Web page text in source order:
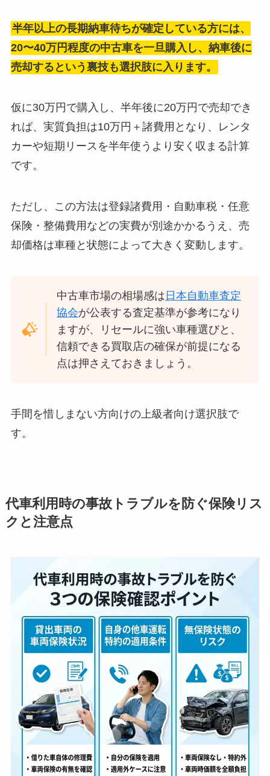
半年以上の長期納車待ちが確定している方には、
20〜40万円程度の中古車を一旦購入し、納車後に
売却するという裏技も選択肢に入ります。
仮に30万円で購入し、半年後に20万円で売却でき
れば、実質負担は10万円＋諸費用となり、レンタ
カーや短期リースを半年使うより安く収まる計算
です。
ただし、この方法は登録諸費用・自動車税・任意
保険・整備費用などの実費が別途かかるうえ、売
却価格は車種と状態によって大きく変動します。
中古車市場の相場感は 日本自動車査定
協会が公表する査定基準が参考になり
ますが、リセールに強い車種選びと、
信頼できる買取店の確保が前提になる
点は押さえておきましょう。
手間を惜しまない方向けの上級者向け選択肢で
す。
代車利用時の事故トラブルを防ぐ保険リス
クと注意点